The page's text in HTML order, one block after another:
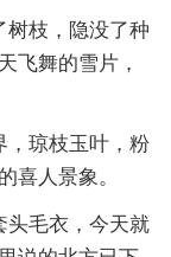
树枝，隐没了种
飞舞的雪片，
，琼枝玉叶，粉
喜人景象。
头毛衣，今天就